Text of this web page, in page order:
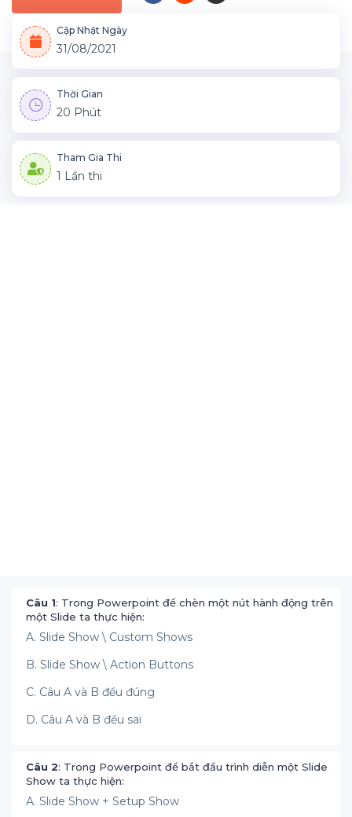
Cập Nhật Ngày
31/08/2021
Thời Gian
20 Phút
Tham Gia Thi
1 Lần thi
Câu 1: Trong Powerpoint để chèn một nút hành động trên
một Slide ta thực hiện:
A. Slide Show \ Custom Shows
B. Slide Show \ Action Buttons
C. Câu A và B đều đúng
D. Câu A và B đều sai
Câu 2: Trong Powerpoint để bắt đầu trình diễn một Slide
Show ta thực hiện:
A. Slide Show + Setup Show